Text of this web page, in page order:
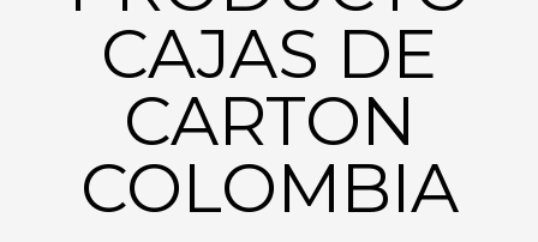
CAJAS DE
CARTON
COLOMBIA